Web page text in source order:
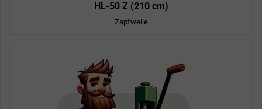
HL-50 Z (210 cm)
Zapfwelle